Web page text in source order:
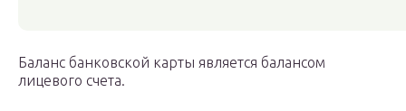
Баланс банковской карты является балансом
лицевого счета.